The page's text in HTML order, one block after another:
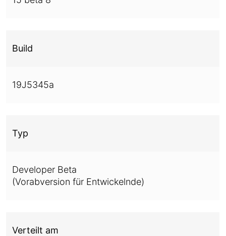
Build
19J5345a
Typ
Developer Beta
(Vorabversion für Entwickelnde)
Verteilt am